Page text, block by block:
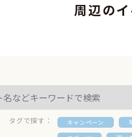
周辺の
タグで探す： キャンペーン